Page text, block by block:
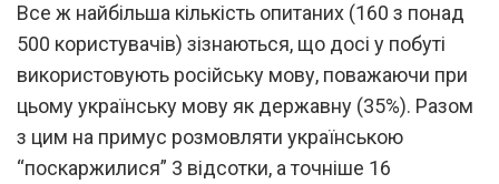
Все ж найбільша кількість опитаних (160 з понад
500 користувачів) зізнаються, що досі у побуті
використовують російську мову, поважаючи при
цьому українську мову як державну (35%). Разом
з цим на примус розмовляти українською
“поскаржилися” 3 відсотки, а точніше 16